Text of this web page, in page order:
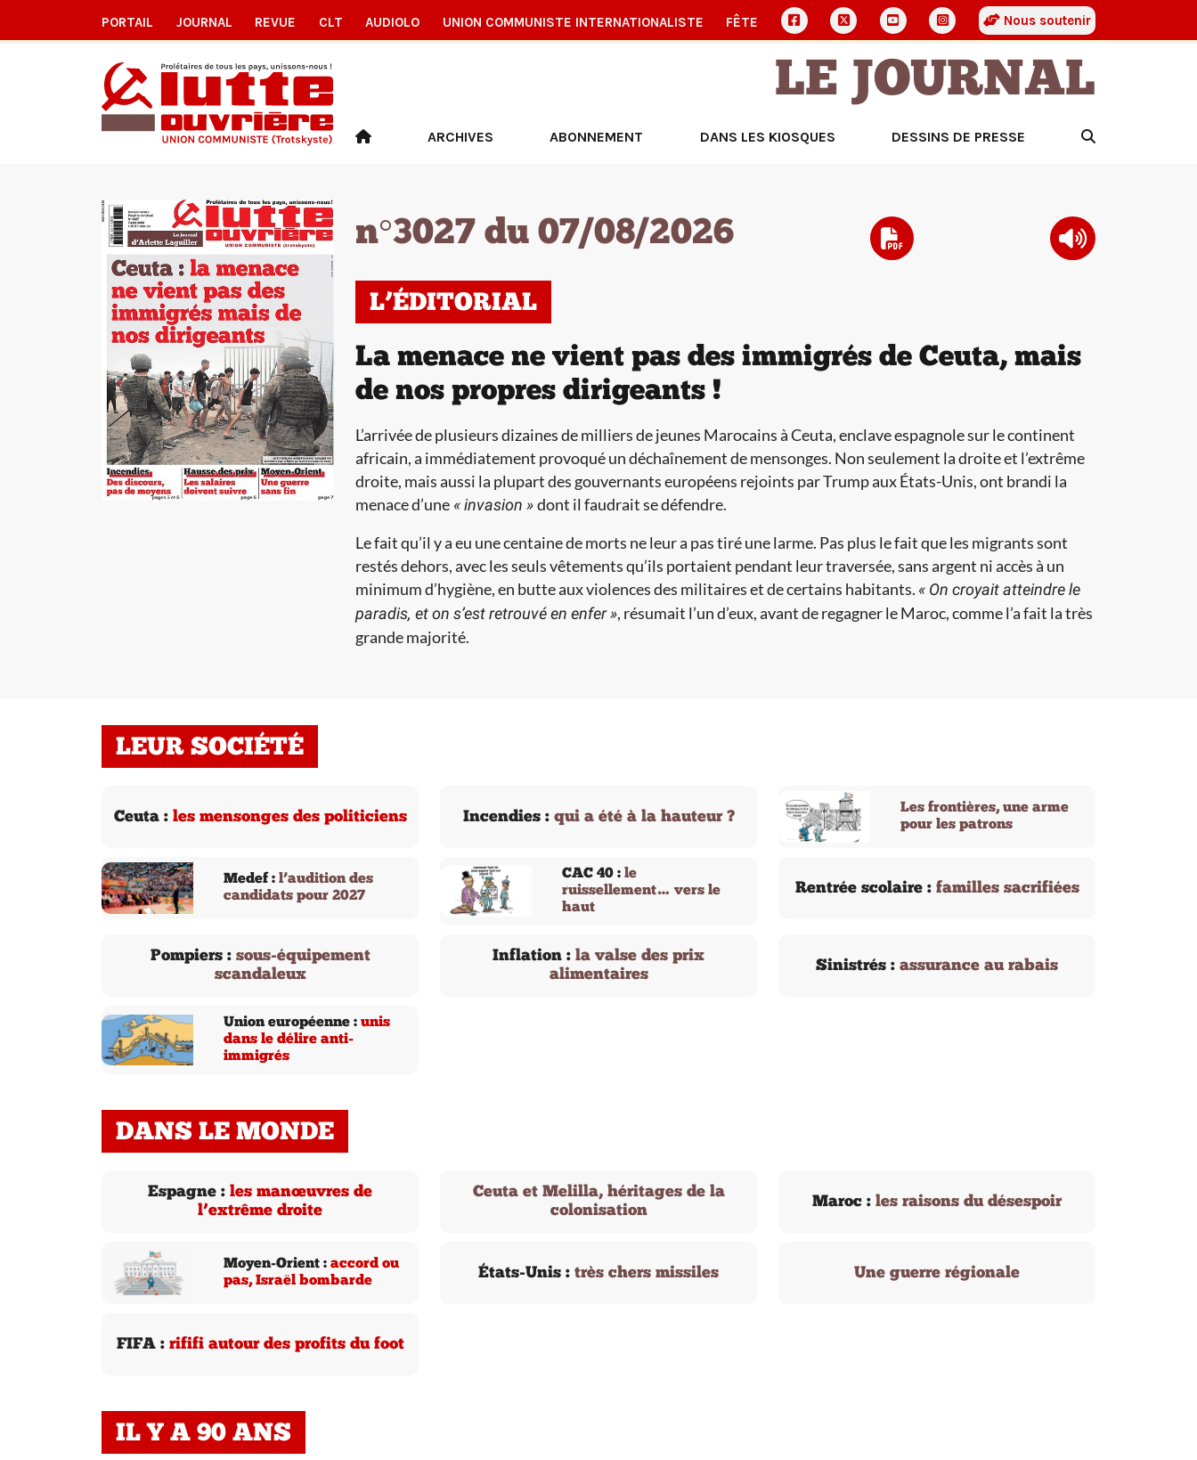
PORTAIL JOURNAL REVUE CLT AUDIOLO UNION COMMUNISTE INTERNATIONALISTE FÊTE Nous soutenir
LE JOURNAL
ARCHIVES ABONNEMENT DANS LES KIOSQUES DESSINS DE PRESSE
n°3027 du 07/08/2026
L’ÉDITORIAL
La menace ne vient pas des immigrés de Ceuta, mais
de nos propres dirigeants !
L’arrivée de plusieurs dizaines de milliers de jeunes Marocains à Ceuta, enclave espagnole sur le continent
africain, a immédiatement provoqué un déchaînement de mensonges. Non seulement la droite et l’extrême
droite, mais aussi la plupart des gouvernants européens rejoints par Trump aux États-Unis, ont brandi la
menace d’une « invasion »dont il faudrait se défendre.
Le fait qu’il y a eu une centaine de morts ne leur a pas tiré une larme. Pas plus le fait que les migrants sont
restés dehors, avec les seuls vêtements qu’ils portaient pendant leur traversée, sans argent ni accès à un
minimum d’hygiène, en butte aux violences des militaires et de certains habitants. « On croyait atteindre le
paradis, et on s’est retrouvé en enfer », résumait l’un d’eux, avant de regagner le Maroc, comme l’a fait la très
grande majorité.
LEUR SOCIÉTÉ
Ceuta : les mensonges des politiciens Incendies : qui a été à la hauteur ?
Les frontières, une arme
pour les patrons
Medef : l’audition des
candidats pour 2027
CAC 40 : le
ruissellement… vers le
haut
Rentrée scolaire : familles sacrifiées
Pompiers : sous-équipement
scandaleux
Inflation : la valse des prix
alimentaires
Sinistrés : assurance au rabais
Union européenne : unis
dans le délire anti-
immigrés
DANS LE MONDE
Espagne : les manœuvres de
l’extrême droite
Ceuta et Melilla, héritages de la
colonisation
Maroc : les raisons du désespoir
Moyen-Orient : accord ou
pas, Israël bombarde
États-Unis : très chers missiles Une guerre régionale
FIFA : rififi autour des profits du foot
IL Y A 90 ANS